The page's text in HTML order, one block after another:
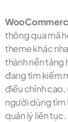
thông qua mã
theme khác
thành nền tảng
đang tìm kiếm
điều chỉnh
người dùng tìm
quản lý liên tục.